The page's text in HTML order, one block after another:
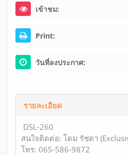
เข้าชม:
Print:
วันที่ลงประกาศ:
รายละเอียด
DSL-260
สนใจติดต่อ: โดม รัชดา
โทร: 065-586-9872